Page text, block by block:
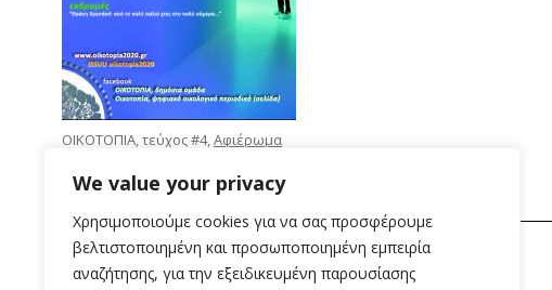
We value your privacy
Χρησιμοποιούμε cookies για να σας προσφέρουμε
βελτιστοποιημένη και προσωποποιημένη εμπειρία
αναζήτησης, για την εξειδικευμένη παρουσίασης
ΟΙΚΟΤΟΠΙΑ, τεύχος #4,Αφιέρωμα